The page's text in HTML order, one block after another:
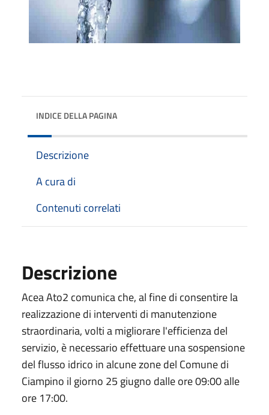
INDICE DELLA PAGINA
Descrizione
A cura di
Contenuti correlati
Descrizione
Acea Ato2 comunica che, al fine di consentire la
realizzazione di interventi di manutenzione
straordinaria, volti a migliorare l'efficienza del
servizio, è necessario effettuare una sospensione
del flusso idrico in alcune zone del Comune di
Ciampino il giorno 25 giugno dalle ore 09:00 alle
ore 17:00.